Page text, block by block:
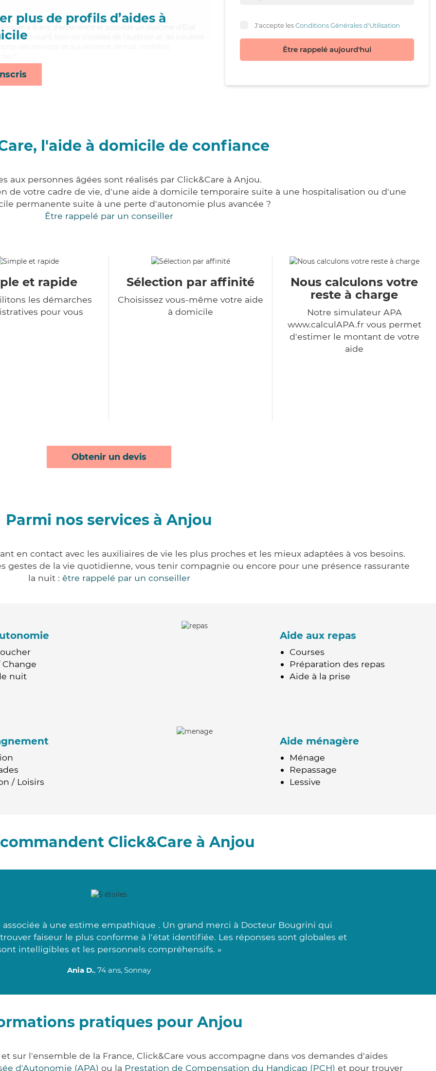
plus de profils d’aides à
a 6 ans d'expérience et possède un diplôme d'État
Maitrisant bien les troubles de l'audition et les troubles
J'accepte lesConditions Générales d'Utilisation
Être rappelé aujourd'hui
l'aide à domicile de confiance
aux personnes âgées sont réalisés par Click&Care à Anjou.
de votre cadre de vie, d'une aide à domicile temporaire suite à une hospitalisation ou d'une
permanente suite à une perte d'autonomie plus avancée ?
Être rappelé par un conseiller
et rapide
les démarches
pour vous
Sélection par affinité
Choisissez vous-même votre aide
à domicile
Nous calculons votre
reste à charge
Notre simulateur APA
www.calculAPA.fr vous permet
d'estimer le montant de votre
aide
Obtenir un devis
Parmi nos services à Anjou
en contact avec les auxiliaires de vie les plus proches et les mieux adaptées à vos besoins.
gestes de la vie quotidienne, vous tenir compagnie ou encore pour une présence rassurante
la nuit : être rappelé par un conseiller
nuit
Aide aux repas
Courses
Préparation des repas
Aide à la prise
/ Loisirs
Aide ménagère
Ménage
Repassage
Lessive
Click&Care à Anjou
à une estime empathique . Un grand merci à Docteur Bougrini qui
faiseur le plus conforme à l'état identifiée. Les réponses sont globales et
intelligibles et les personnels compréhensifs. »
Ania D., 74 ans, Sonnay
pratiques pour Anjou
sur l'ensemble de la France, Click&Care vous accompagne dans vos demandes d'aides
d'Autonomie (APA) ou la Prestation de Compensation du Handicap (PCH) et pour trouver